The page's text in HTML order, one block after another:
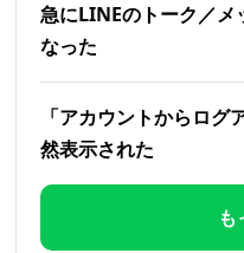
急にLINEのトーク／メ
なった
「アカウントからロ
然表示された
も